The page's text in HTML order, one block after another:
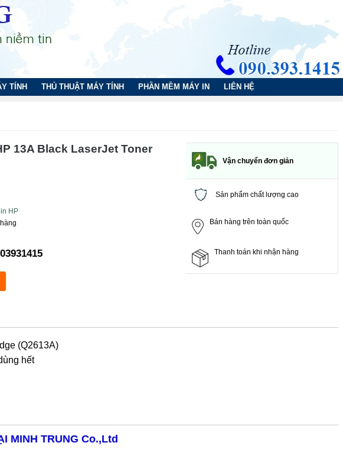
TÍNH THỦ THUẬT MÁY TÍNH PHẦN MỀM MÁY IN LIÊN HỆ
13A Black LaserJet Toner
HP
Vận chuyển đơn giản
Sản phẩm chất lượng cao
Bán hàng trên toàn quốc
Thanh toán khi nhận hàng
(Q2613A)
hết
MINH TRUNG Co.,Ltd